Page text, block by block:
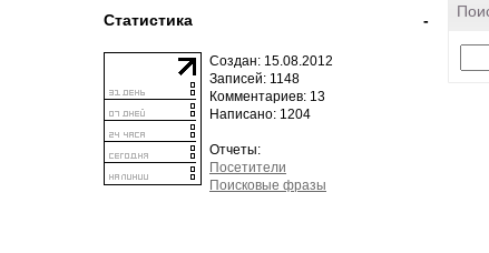
-
Статистика
Создан: 15.08.2012
Записей: 1148
Комментариев: 13
Написано: 1204
Отчеты:
Посетители
Поисковые фразы